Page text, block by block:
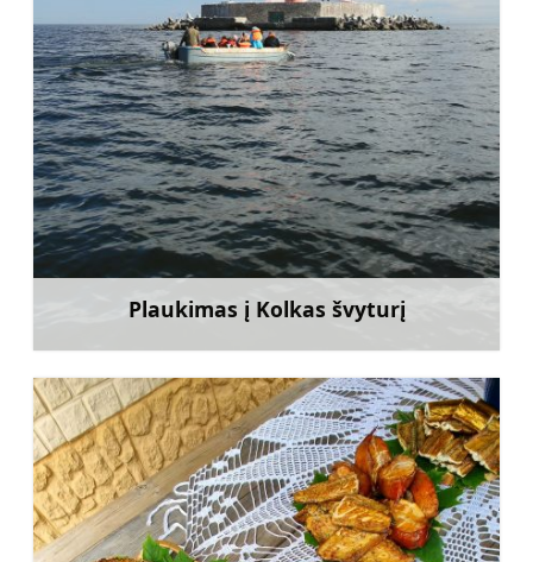
Plaukimas į Kolkas švyturį
Sužinoti daugiau